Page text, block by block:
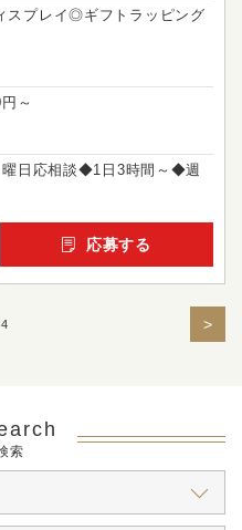
プレイ◎ギフトラッピング
～
日応相談◆1日3時間～◆週
応募する
>
索